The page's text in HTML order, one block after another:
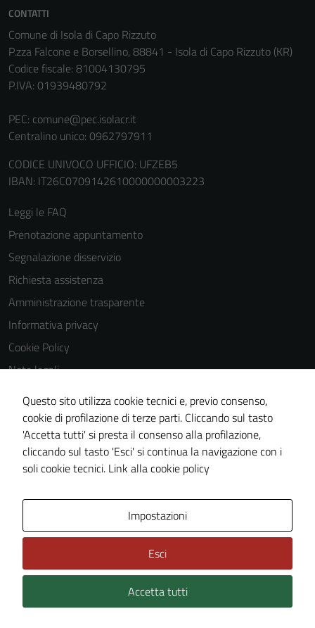
CONTATTI
Comune di Isola di Capo Rizzuto
P.zza Falcone e Borsellino, 88841 - Isola di Capo Rizzuto (KR)
Codice fiscale: 81004130795
P.IVA: 01939480792
PEC: comune@pec.isolacr.it
Centralino unico: 0962797911
CODICE UNIVOCO UFFICIO: UFZEB5
IBAN: IT26C0709142610000000003223
Leggi le FAQ
Prenotazione appuntamento
Segnalazione disservizio
Richiesta assistenza
Amministrazione trasparente
Informativa privacy
Cookie Policy
Note legali
Dichiarazione di accessibilità
Piano di miglioramento del sito
Whistleblowing
Media policy
Technical Design s.r.l.
Questo sito utilizza cookie tecnici e, previo consenso,
cookie di profilazione di terze parti. Cliccando sul tasto
'Accetta tutti' si presta il consenso alla profilazione,
cliccando sul tasto 'Esci' si continua la navigazione con i
soli cookie tecnici. Link alla cookie policy
Impostazioni
Esci
Accetta tutti
sono necessari
non raccolgono
(si veda la
estesa per i
dettagli) e
possono
essere
utilizzati
profilazione.
La
disabilitazione
cookies può
peggiore la